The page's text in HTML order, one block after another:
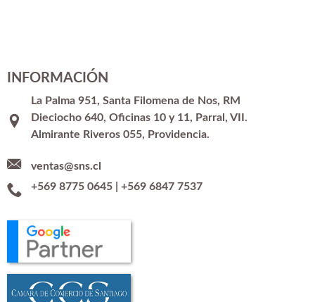
INFORMACIÓN
La Palma 951, Santa Filomena de Nos, RM
Dieciocho 640, Oficinas 10 y 11, Parral, VII.
Almirante Riveros 055, Providencia.
ventas@sns.cl
+569 8775 0645| +569 6847 7537